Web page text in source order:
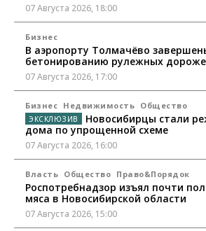
07 Августа 2026, 18:00
Бизнес
В аэропорту Толмачёво
бетонированию рулежных
07 Августа 2026, 17:00
Бизнес Недвижимость Общество
Новосибирцы стали
дома по упрощенной схеме
07 Августа 2026, 16:00
Власть Общество Право&Порядок
Роспотребнадзор изъял почти
мяса в Новосибирской области
07 Августа 2026, 15:00